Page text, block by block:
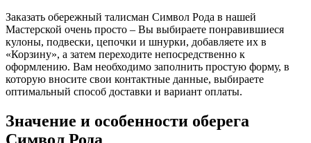
Заказать обережный талисман Символ Рода в нашей
Мастерской очень просто – Вы выбираете понравившиеся
кулоны, подвески, цепочки и шнурки, добавляете их в
«Корзину», а затем переходите непосредственно к
оформлению. Вам необходимо заполнить простую форму, в
которую вносите свои контактные данные, выбираете
оптимальный способ доставки и вариант оплаты.
Значение и особенности оберега
Символ Рода